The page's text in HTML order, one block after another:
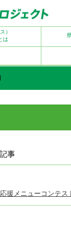
）
は
事
援メニューコンテス